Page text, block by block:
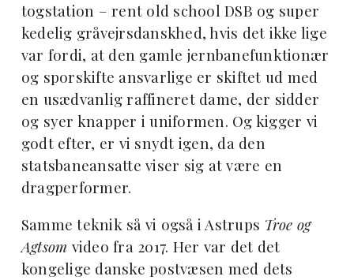
togstation – rent old school DSB og super
kedelig gråvejrsdanskhed, hvis det ikke lige
var fordi, at den gamle jernbanefunktionær
og sporskifte ansvarlige er skiftet ud med
en usædvanlig raffineret dame, der sidder
og syer knapper i uniformen. Og kigger vi
godt efter, er vi snydt igen, da den
statsbaneansatte viser sig at være en
dragperformer.
Samme teknik så vi også i Astrups Troe og
Agtsom video fra 2017. Her var det det
kongelige danske postvæsen med dets